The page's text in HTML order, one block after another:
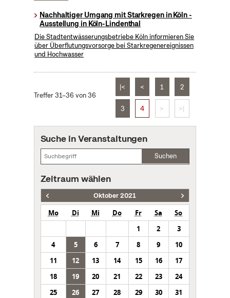
Nachhaltiger Umgang mit Starkregen in Köln -
Ausstellung in Köln-Lindenthal
Die Stadtentwässerungsbetriebe Köln informieren Sie
über Überflutungsvorsorge bei Starkregenereignissen
und Hochwasser
Treffer 31–36 von 36
|< < 1 2
3 4 > >|
Suche in Veranstaltungen
Suchen
Zeitraum wählen
Oktober 2021
Mo Di Mi Do Fr Sa
So
1
2
3
4
5 6 7 8 9
10
11
12 13 14 15 16
17
18
19 20 21 22 23
24
25
26 27 28 29 30 31